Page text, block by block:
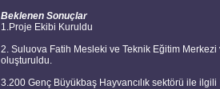
Beklenen Sonuçlar
1.Proje Ekibi Kuruldu
2. Suluova Fatih Mesleki ve Teknik Eğitim Merkezi
oluşturuldu.
3.200 Genç Büyükbaş Hayvancılık sektörü ile ilgili